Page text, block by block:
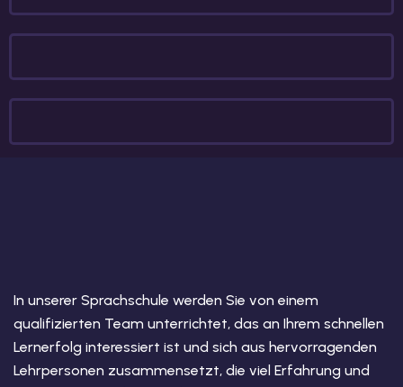
In unserer Sprachschule werden Sie von einem
qualifizierten Team unterrichtet, das an Ihrem schnellen
Lernerfolg interessiert ist und sich aus hervorragenden
Lehrpersonen zusammensetzt, die viel Erfahrung und